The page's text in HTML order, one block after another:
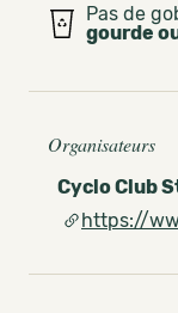
Pas de
gourde
Organisateurs
Cyclo Club
https://